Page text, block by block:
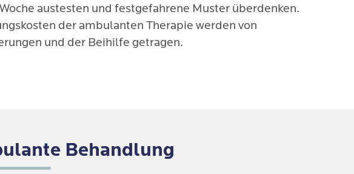
austesten und festgefahrene Muster überdenken.
der ambulanten Therapie werden von
und der Beihilfe getragen.
Behandlung